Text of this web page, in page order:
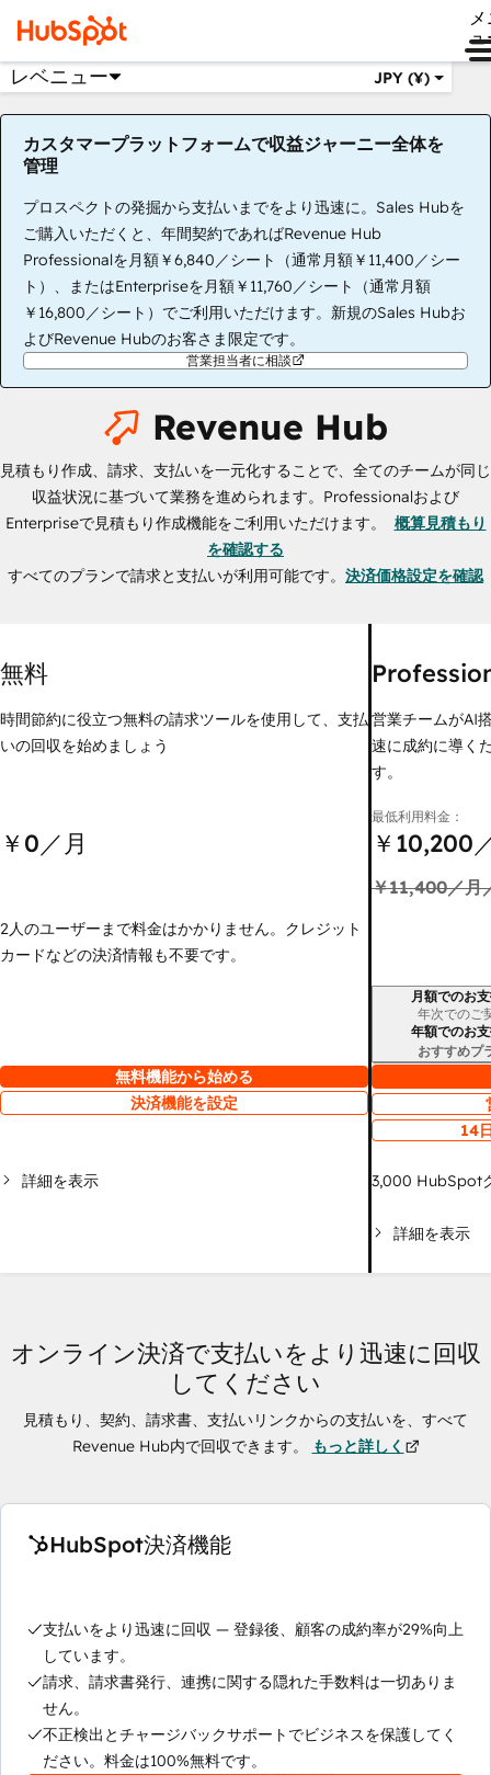
ュ
レベニュー JPY (¥)
カスタマープラットフォームで収益ジャーニー全体を
管理
プロスペクトの発掘から支払いまでをより迅速に。Sales Hubを
ご購入いただくと、年間契約であればRevenue Hub
Professionalを月額￥6,840／シート（通常月額￥11,400／シー
ト）、またはEnterpriseを月額￥11,760／シート（通常月額
￥16,800／シート）でご利用いただけます。新規のSales Hubお
よびRevenue Hubのお客さま限定です。
営業担当者に相談
Revenue Hub
見積もり作成、請求、支払いを一元化することで、全てのチームが同じ
収益状況に基づいて業務を進められます。Professionalおよび
Enterpriseで見積もり作成機能をご利用いただけます。
概算見積もり
を確認する
すべてのプランで請求と支払いが利用可能です。 決済価格設定を確認
無料
時間節約に役立つ無料の請求ツールを使用して、支払
いの回収を始めましょう
￥0／月
2人のユーザーまで料金はかかりません。クレジット
カードなどの決済情報も不要です。
無料機能から始める
決済機能を設定
詳細を表示
営業チームがAI
速に成約に導く
す。
最低利用料金：
￥10,200
￥11,400／月
請求期間月額でのお
年次でのご
年額でのお
おすすめプ
14
3,000 HubSpot
詳細を表示
オンライン決済で支払いをより迅速に回収
してください
見積もり、契約、請求書、支払いリンクからの支払いを、すべて
Revenue Hub内で回収できます。
もっと詳しく
HubSpot決済機能
支払いをより迅速に回収 — 登録後、顧客の成約率が29%向上
しています。
請求、請求書発行、連携に関する隠れた手数料は一切ありま
せん。
不正検出とチャージバックサポートでビジネスを保護してく
ださい。料金は100%無料です。